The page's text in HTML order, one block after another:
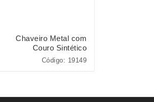
Chaveiro Metal com
Couro Sintético
Código: 19149